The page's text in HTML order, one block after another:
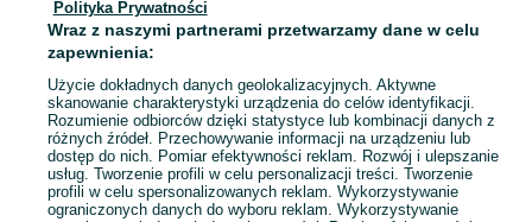
Mapa ministron
Popularne wyszukiwania
Polityka Prywatności
Wraz z naszymi partnerami przetwarzamy dane w celu
zapewnienia:
Użycie dokładnych danych geolokalizacyjnych. Aktywne
skanowanie charakterystyki urządzenia do celów identyfikacji.
Rozumienie odbiorców dzięki statystyce lub kombinacji danych z
różnych źródeł. Przechowywanie informacji na urządzeniu lub
dostęp do nich. Pomiar efektywności reklam. Rozwój i ulepszanie
usług. Tworzenie profili w celu personalizacji treści. Tworzenie
profili w celu spersonalizowanych reklam. Wykorzystywanie
ograniczonych danych do wyboru reklam. Wykorzystywanie